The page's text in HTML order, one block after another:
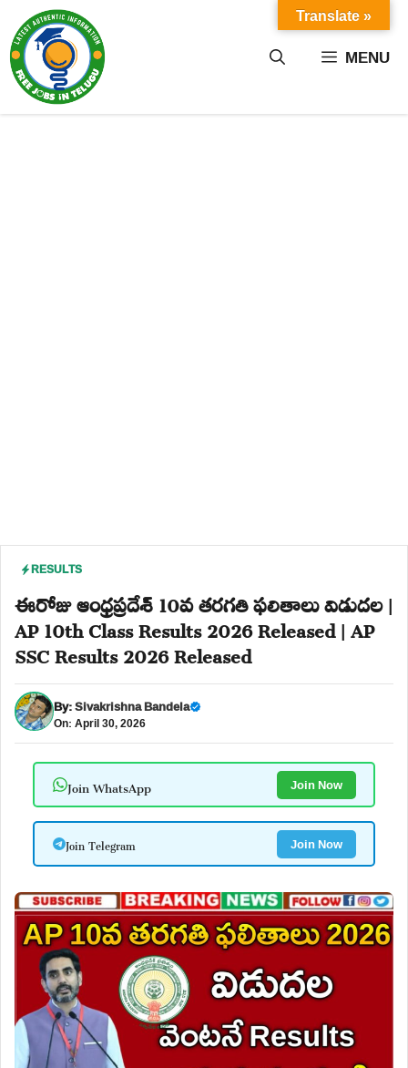
content MENU
RESULTS
ఈరోజు ఆంధ్రప్రదేశ్ 10వ తరగతి ఫలితాలు విడుదల |
AP 10th Class Results 2026 Released | AP
SSC Results 2026 Released
By:Sivakrishna Bandela
On: April 30, 2026
Join WhatsApp Join Now
Join Telegram Join Now
Translate »